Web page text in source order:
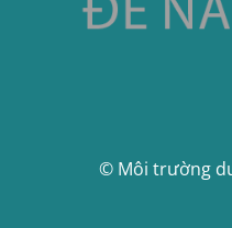
© Môi trường